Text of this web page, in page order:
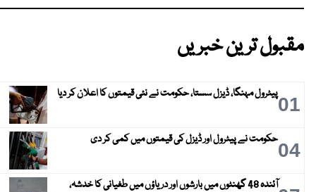
مقبول ترین خبریں
01پیٹرول مہنگا، ڈیزل سستا، حکومت نے نئی قیمتوں کا اعلان کر دیا
04حکومت نے پیٹرول اور ڈیزل کی قیمتوں میں کمی کر دی
آئندہ 48 گھنٹوں میں بارشوں اور دریاؤں میں طغیانی کا خدشہ،